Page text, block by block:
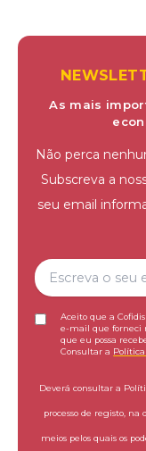
As mais
Não perca
Subscreva a
seu email
Aceito que a
e-mail que forneci
que eu possa
Consultar a
Deverá consultar a
processo de registo, na
meios pelos quais os